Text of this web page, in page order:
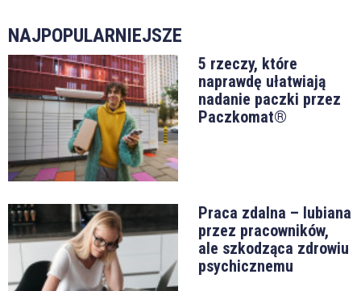
NAJPOPULARNIEJSZE
5 rzeczy, które
naprawdę ułatwiają
nadanie paczki przez
Paczkomat®
Praca zdalna – lubiana
przez pracowników,
ale szkodząca zdrowiu
psychicznemu